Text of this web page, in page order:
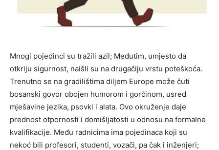
Mnogi pojedinci su tražili azil; Međutim, umjesto da
otkriju sigurnost, naišli su na drugačiju vrstu poteškoća.
Trenutno se na gradilištima diljem Europe može čuti
bosanski govor obojen humorom i gorčinom, usred
mješavine jezika, psovki i alata. Ovo okruženje daje
prednost otpornosti i domišljatosti u odnosu na formalne
kvalifikacije. Među radnicima ima pojedinaca koji su
nekoć bili profesori, studenti, vozači, pa čak i inženjeri;